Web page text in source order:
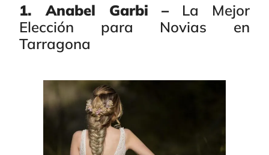
1. Anabel Garbi –La Mejor
Elección para Novias en
Tarragona